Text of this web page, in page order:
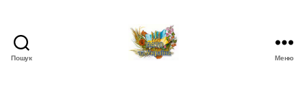
Пошук Меню